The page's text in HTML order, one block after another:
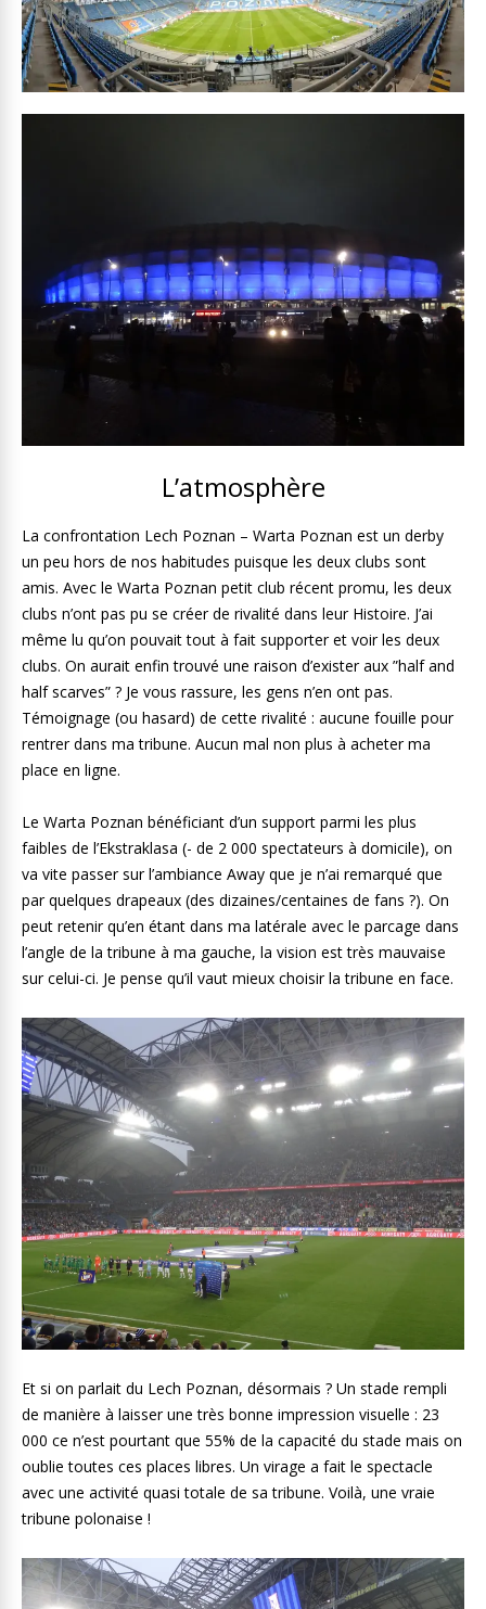
L’atmosphère
La confrontation Lech Poznan – Warta Poznan est un derby
un peu hors de nos habitudes puisque les deux clubs sont
amis. Avec le Warta Poznan petit club récent promu, les deux
clubs n’ont pas pu se créer de rivalité dans leur Histoire. J’ai
même lu qu’on pouvait tout à fait supporter et voir les deux
clubs. On aurait enfin trouvé une raison d’exister aux ”half and
half scarves” ? Je vous rassure, les gens n’en ont pas.
Témoignage (ou hasard) de cette rivalité : aucune fouille pour
rentrer dans ma tribune. Aucun mal non plus à acheter ma
place en ligne.
Le Warta Poznan bénéficiant d’un support parmi les plus
faibles de l’Ekstraklasa (- de 2 000 spectateurs à domicile), on
va vite passer sur l’ambiance Away que je n’ai remarqué que
par quelques drapeaux (des dizaines/centaines de fans ?). On
peut retenir qu’en étant dans ma latérale avec le parcage dans
l’angle de la tribune à ma gauche, la vision est très mauvaise
sur celui-ci. Je pense qu’il vaut mieux choisir la tribune en face.
Et si on parlait du Lech Poznan, désormais ? Un stade rempli
de manière à laisser une très bonne impression visuelle : 23
000 ce n’est pourtant que 55% de la capacité du stade mais on
oublie toutes ces places libres. Un virage a fait le spectacle
avec une activité quasi totale de sa tribune. Voilà, une vraie
tribune polonaise !